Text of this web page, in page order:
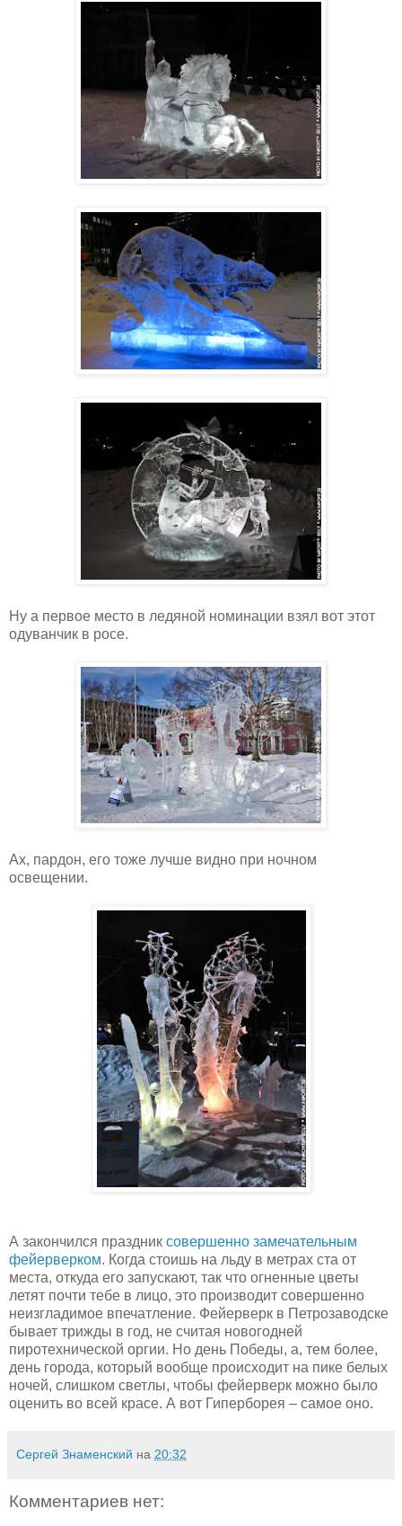
Ну а первое место в ледяной номинации взял вот этот
одуванчик в росе.
Ах, пардон, его тоже лучше видно при ночном
освещении.
А закончился праздник совершенно замечательным
фейерверком. Когда стоишь на льду в метрах ста от
места, откуда его запускают, так что огненные цветы
летят почти тебе в лицо, это производит совершенно
неизгладимое впечатление. Фейерверк в Петрозаводске
бывает трижды в год, не считая новогодней
пиротехнической оргии. Но день Победы, а, тем более,
день города, который вообще происходит на пике белых
ночей, слишком светлы, чтобы фейерверк можно было
оценить во всей красе. А вот Гиперборея – самое оно.
Сергей Знаменский на 20:32
Комментариев нет: